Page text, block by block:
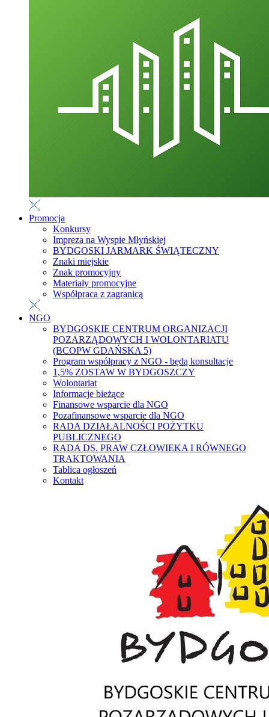
Promocja
Konkursy
Impreza na Wyspie Młyńskiej
BYDGOSKI JARMARK ŚWIĄTECZNY
Znaki miejskie
Znak promocyjny
Materiały promocyjne
Współpraca z zagranicą
NGO
BYDGOSKIE CENTRUM ORGANIZACJI
POZARZĄDOWYCH I WOLONTARIATU
(BCOPW GDAŃSKA 5)
Program współpracy z NGO - będą konsultacje
1,5% ZOSTAW W BYDGOSZCZY
Wolontariat
Informacje bieżące
Finansowe wsparcie dla NGO
Pozafinansowe wsparcie dla NGO
RADA DZIAŁALNOŚCI POŻYTKU
PUBLICZNEGO
RADA DS. PRAW CZŁOWIEKA I RÓWNEGO
TRAKTOWANIA
Tablica ogłoszeń
Kontakt